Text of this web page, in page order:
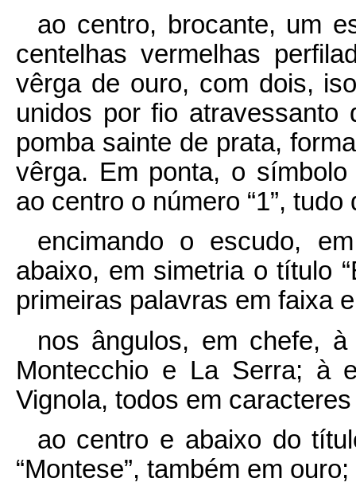
ao centro, brocante, um
centelhas vermelhas
vêrga de ouro, com dois,
unidos por fio
pomba sainte de prata,
vêrga. Em ponta, o
ao centro o número “1”, tudo
encimando o escudo,
abaixo, em simetria o título
primeiras palavras em faixa
nos ângulos, em chefe,
Montecchio e La Serra; à
Vignola, todos em
ao centro e abaixo do
“Montese”, também em ouro;